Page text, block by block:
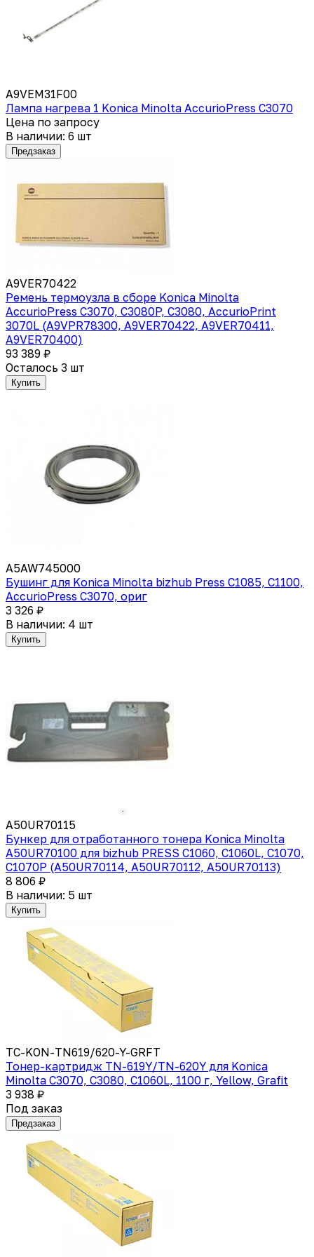
A9VEM31F00
Лампа нагрева 1 Konica Minolta AccurioPress C3070
Цена по запросу
В наличии: 6 шт
Предзаказ
A9VER70422
Ремень термоузла в сборе Konica Minolta
AccurioPress C3070, C3080P, C3080, AccurioPrint
3070L (A9VPR78300, A9VER70422, A9VER70411,
A9VER70400)
93 389 ₽
Осталось 3 шт
Купить
A5AW745000
Бушинг для Konica Minolta bizhub Press C1085, C1100,
AccurioPress C3070, ориг
3 326 ₽
В наличии: 4 шт
Купить
A50UR70115
Бункер для отработанного тонера Konica Minolta
A50UR70100 для bizhub PRESS C1060, C1060L, C1070,
C1070P (A50UR70114, A50UR70112, A50UR70113)
8 806 ₽
В наличии: 5 шт
Купить
TC-KON-TN619/620-Y-GRFT
Тонер-картридж TN-619Y/TN-620Y для Konica
Minolta C3070, C3080, C1060L, 1100 г, Yellow, Grafit
3 938 ₽
Под заказ
Предзаказ